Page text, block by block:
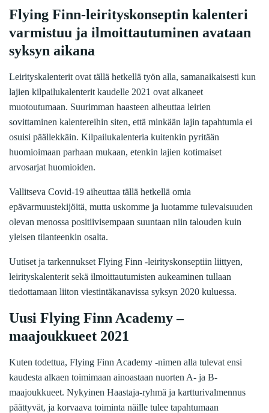
Flying Finn-leirityskonseptin kalenteri
varmistuu ja ilmoittautuminen avataan
syksyn aikana
Leirityskalenterit ovat tällä hetkellä työn alla, samanaikaisesti kun
lajien kilpailukalenterit kaudelle 2021 ovat alkaneet
muotoutumaan. Suurimman haasteen aiheuttaa leirien
sovittaminen kalentereihin siten, että minkään lajin tapahtumia ei
osuisi päällekkäin. Kilpailukalenteria kuitenkin pyritään
huomioimaan parhaan mukaan, etenkin lajien kotimaiset
arvosarjat huomioiden.
Vallitseva Covid-19 aiheuttaa tällä hetkellä omia
epävarmuustekijöitä, mutta uskomme ja luotamme tulevaisuuden
olevan menossa positiivisempaan suuntaan niin talouden kuin
yleisen tilanteenkin osalta.
Uutiset ja tarkennukset Flying Finn -leirityskonseptiin liittyen,
leirityskalenterit sekä ilmoittautumisten aukeaminen tullaan
tiedottamaan liiton viestintäkanavissa syksyn 2020 kuluessa.
Uusi Flying Finn Academy –
maajoukkueet 2021
Kuten todettua, Flying Finn Academy -nimen alla tulevat ensi
kaudesta alkaen toimimaan ainoastaan nuorten A- ja B-
maajoukkueet. Nykyinen Haastaja-ryhmä ja kartturivalmennus
päättyvät, ja korvaava toiminta näille tulee tapahtumaan